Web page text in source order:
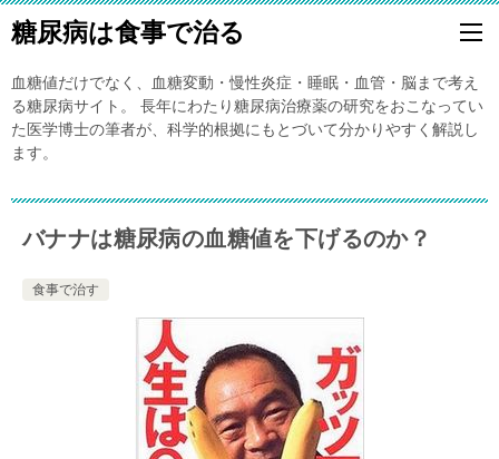
糖尿病は食事で治る
血糖値だけでなく、血糖変動・慢性炎症・睡眠・血管・脳まで考え
る糖尿病サイト。 長年にわたり糖尿病治療薬の研究をおこなってい
た医学博士の筆者が、科学的根拠にもとづいて分かりやすく解説し
ます。
バナナは糖尿病の血糖値を下げるのか？
食事で治す